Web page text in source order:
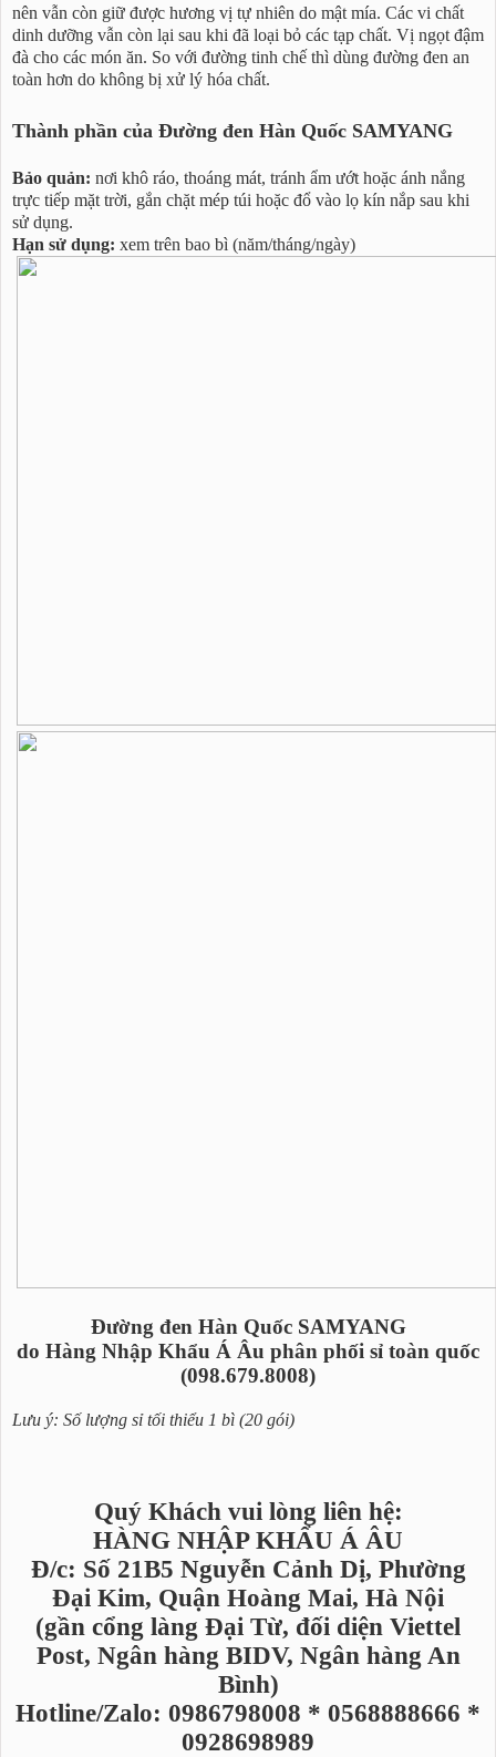
nên vẫn còn giữ được hương vị tự nhiên do mật mía. Các vi chất
dinh dưỡng vẫn còn lại sau khi đã loại bỏ các tạp chất. Vị ngọt đậm
đà cho các món ăn. So với đường tinh chế thì dùng đường đen an
toàn hơn do không bị xử lý hóa chất.
Thành phần của Đường đen Hàn Quốc SAMYANG
Bảo quản: nơi khô ráo, thoáng mát, tránh ẩm ướt hoặc ánh nắng
trực tiếp mặt trời, gắn chặt mép túi hoặc đổ vào lọ kín nắp sau khi
sử dụng.
Hạn sử dụng: xem trên bao bì (năm/tháng/ngày)
Đường đen Hàn Quốc SAMYANG
do Hàng Nhập Khẩu Á Âu phân phối sỉ toàn quốc
(098.679.8008)
Lưu ý: Số lượng sỉ tối thiểu 1 bì (20 gói)
Quý Khách vui lòng liên hệ:
HÀNG NHẬP KHẨU Á ÂU
Đ/c: Số 21B5 Nguyễn Cảnh Dị, Phường
Đại Kim, Quận Hoàng Mai, Hà Nội
(gần cổng làng Đại Từ, đối diện Viettel
Post, Ngân hàng BIDV, Ngân hàng An
Bình)
Hotline/Zalo: 0986798008 * 0568888666 *
0928698989